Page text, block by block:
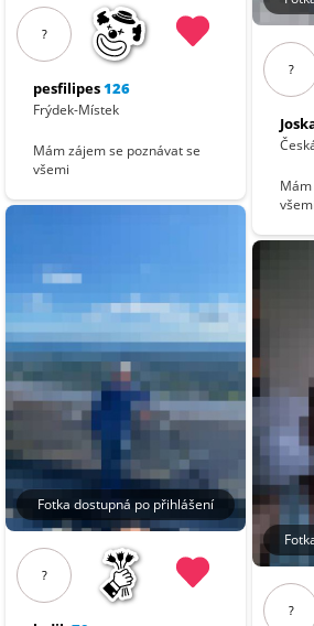
?
pesfilipes126
Frýdek-Místek
Mám zájem se poznávat se
všemi
Fotka dostupná po přihlášení
?
?
všemi
?